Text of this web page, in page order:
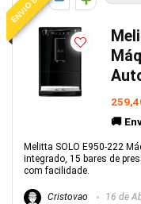
🚚
Melitta SOLO E950-222
integrado, 15 bares de
com facilidade.
Cristovao 16 de